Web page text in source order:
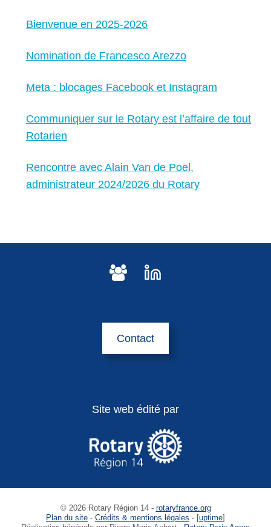
Bienvenue en 2025-2026
Nomination de Francesco Arezzo
Meta : blocages Facebook et Instagram
Communiquer sur le Rotary est l’affaire de tout
Rotarien
Rencontre avec Alain Van de Poel,
administrateur 2024/2026 du Rotary
Site web édité par
Contact
© 2026 Rotary Région 14 - rotaryfrance.org
Plan du site - Crédits & mentions légales - [uptime]